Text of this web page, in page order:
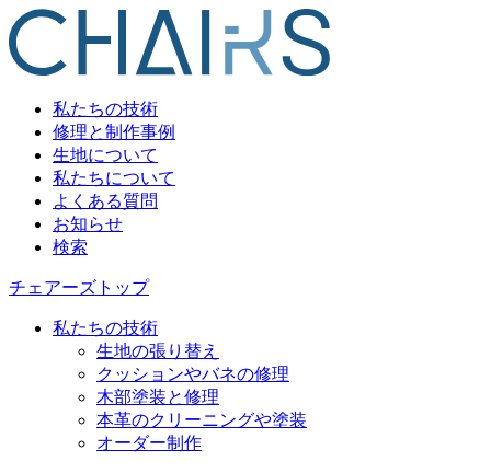
私たちの技術
修理と制作事例
生地について
私たちについて
よくある質問
お知らせ
検索
チェアーズトップ
私たちの技術
生地の張り替え
クッションやバネの修理
木部塗装と修理
本革のクリーニングや塗装
オーダー制作